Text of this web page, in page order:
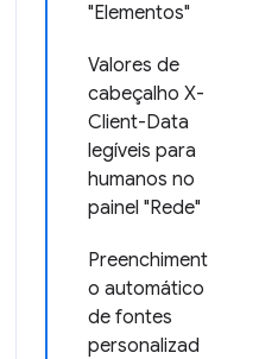
"Elementos"
Valores de
cabeçalho X-
Client-Data
legíveis para
humanos no
painel "Rede"
Preenchiment
o automático
de fontes
personalizad